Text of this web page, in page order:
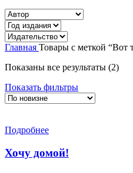
Главная Товары с меткой “Вот
Показаны все результаты (2)
Показать фильтры
Подробнее
Хочу домой!